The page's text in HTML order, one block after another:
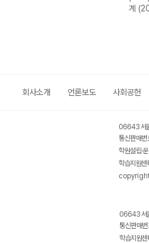
계
회사소개 언론보도 사회공헌
06643 서
통신판매
학원설립·
학습지원
06643 서
통신판매
학습지원